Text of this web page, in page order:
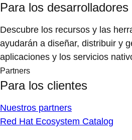
Para los desarrolladores
Descubre los recursos y las
ayudarán a diseñar, distribuir y
aplicaciones y los servicios
Partners
Para los clientes
Nuestros partners
Red Hat Ecosystem Catalog